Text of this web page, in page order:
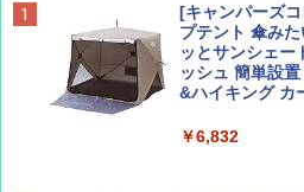
ディズニーフ
誌] (ＤＩＳＮ
￥713
D40 地球の歩き
力的な町 2026
￥2,079
[キャンパーズ
プテント 傘み
ッとサンシェー
ッシュ 簡単設
&ハイキング カ
￥6,832